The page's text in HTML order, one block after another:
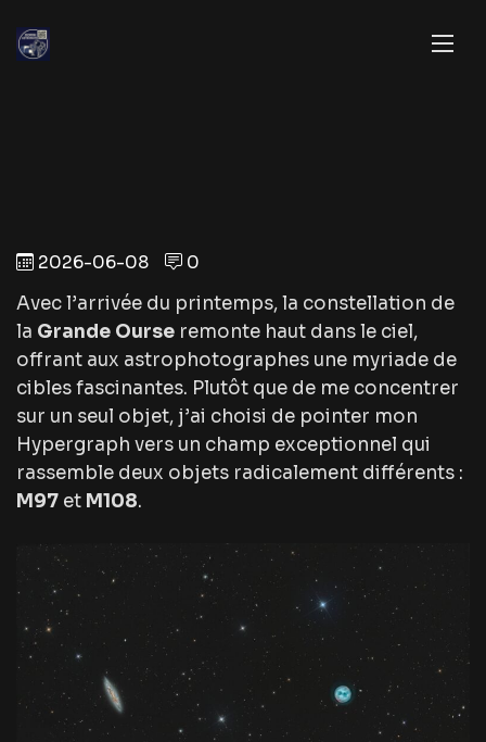
2026-06-08
0
Avec l’arrivée du printemps, la constellation de
la Grande Ourse remonte haut dans le ciel,
offrant aux astrophotographes une myriade de
cibles fascinantes. Plutôt que de me concentrer
sur un seul objet, j’ai choisi de pointer mon
Hypergraph vers un champ exceptionnel qui
rassemble deux objets radicalement différents :
M97 et M108.